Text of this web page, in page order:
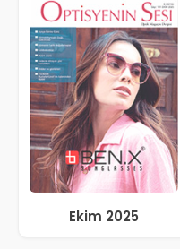
Ekim 2025